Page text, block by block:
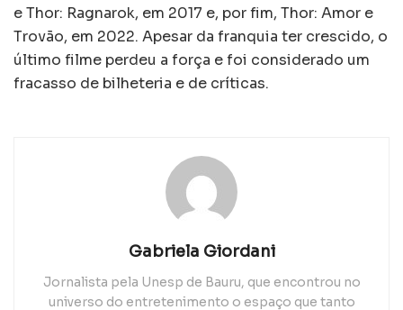
e Thor: Ragnarok, em 2017 e, por fim, Thor: Amor e
Trovão, em 2022. Apesar da franquia ter crescido, o
último filme perdeu a força e foi considerado um
fracasso de bilheteria e de críticas.
Gabriela Giordani
Jornalista pela Unesp de Bauru, que encontrou no
universo do entretenimento o espaço que tanto